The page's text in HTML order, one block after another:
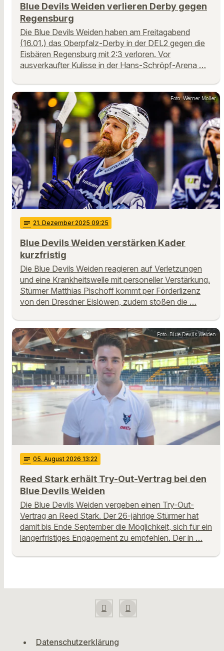
Blue Devils Weiden verlieren Derby gegen
Regensburg
Die Blue Devils Weiden haben am Freitagabend
(16.01.) das Oberpfalz-Derby in der DEL2 gegen die
Eisbären Regensburg mit 2:3 verloren. Vor
ausverkaufter Kulisse in der Hans-Schröpf-Arena …
Foto: Werner Moller
notes 21. Dezember 2025 09:25
Blue Devils Weiden verstärken Kader
kurzfristig
Die Blue Devils Weiden reagieren auf Verletzungen
und eine Krankheitswelle mit personeller Verstärkung.
Stürmer Matthias Pischoff kommt per Förderlizenz
von den Dresdner Eislöwen, zudem stoßen die …
Foto: Blue Devils Weiden
notes 05. August 2026 13:22
Reed Stark erhält Try-Out-Vertrag bei den
Blue Devils Weiden
Die Blue Devils Weiden vergeben einen Try-Out-
Vertrag an Reed Stark. Der 26-jährige Stürmer hat
damit bis Ende September die Möglichkeit, sich für ein
längerfristiges Engagement zu empfehlen. Der in …
Datenschutzerklärung